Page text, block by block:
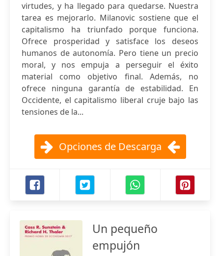
virtudes, y ha llegado para quedarse. Nuestra
tarea es mejorarlo. Milanovic sostiene que el
capitalismo ha triunfado porque funciona.
Ofrece prosperidad y satisface los deseos
humanos de autonomía. Pero tiene un precio
moral, y nos empuja a perseguir el éxito
material como objetivo final. Además, no
ofrece ninguna garantía de estabilidad. En
Occidente, el capitalismo liberal cruje bajo las
tensiones de la...
Opciones de Descarga
Un pequeño
empujón